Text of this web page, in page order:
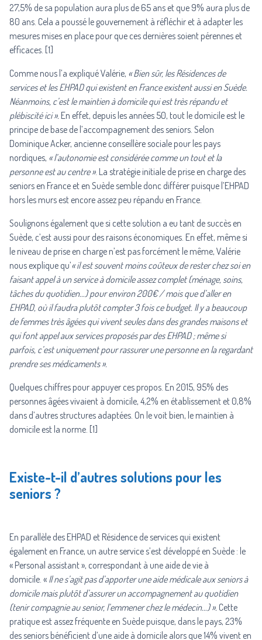
27,5% de sa population aura plus de 65 ans et que 9% aura plus de
80 ans. Cela a poussé le gouvernement à réfléchir et à adapter les
mesures mises en place pour que ces dernières soient pérennes et
efficaces. [1]
Comme nous l’a expliqué Valérie, « Bien sûr, les Résidences de
services et les EHPAD qui existent en France existent aussi en Suède.
Néanmoins, c’est le maintien à domicile qui est très répandu et
plébiscité ici ». En effet, depuis les années 50, tout le domicile est le
principe de base de l’accompagnement des seniors. Selon
Dominique Acker, ancienne conseillère sociale pour les pays
nordiques, « l’autonomie est considérée comme un tout et la
personne est au centre ». La stratégie initiale de prise en charge des
seniors en France et en Suède semble donc différer puisque l’EHPAD
hors les murs est encore assez peu répandu en France.
Soulignons également que si cette solution a eu tant de succès en
Suède, c’est aussi pour des raisons économiques. En effet, même si
le niveau de prise en charge n’est pas forcément le même, Valérie
nous explique qu’« il est souvent moins coûteux de rester chez soi en
faisant appel à un service à domicile assez complet (ménage, soins,
tâches du quotidien…) pour environ 200€ / mois que d’aller en
EHPAD, où il faudra plutôt compter 3 fois ce budget. Il y a beaucoup
de femmes très âgées qui vivent seules dans des grandes maisons et
qui font appel aux services proposés par des EHPAD ; même si
parfois, c’est uniquement pour rassurer une personne en la regardant
prendre ses médicaments ».
Quelques chiffres pour appuyer ces propos. En 2015, 95% des
personnes âgées vivaient à domicile, 4,2% en établissement et 0,8%
dans d’autres structures adaptées. On le voit bien, le maintien à
domicile est la norme. [1]
Existe-t-il d’autres solutions pour les
seniors ?
En parallèle des EHPAD et Résidence de services qui existent
également en France, un autre service s’est développé en Suède : le
« Personal assistant », correspondant à une aide de vie à
domicile. « Il ne s’agit pas d’apporter une aide médicale aux seniors à
domicile mais plutôt d’assurer un accompagnement au quotidien
(tenir compagnie au senior, l’emmener chez le médecin…) ». Cette
pratique est assez fréquente en Suède puisque, dans le pays, 23%
des seniors bénéficient d’une aide à domicile alors que 14% vivent en